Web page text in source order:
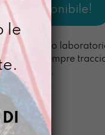
nel nostro
pacco sempre
100 euro.
le